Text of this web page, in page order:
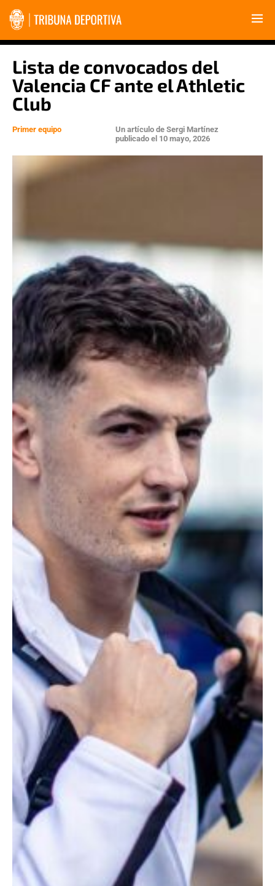
Lista de convocados del
Valencia CF ante el Athletic
Club
Primer equipo Un artículo de Sergi Martínez
publicado el 10 mayo, 2026